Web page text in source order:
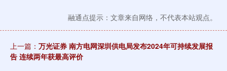
融通点提示：文章来自网络，不代表本站观点。
上一篇： 万光证券 南方电网深圳供电局发布2024年可持续发展报
告 连续两年获最高评价